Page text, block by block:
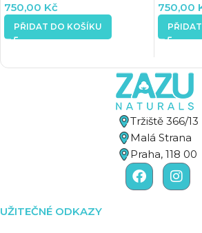
750,00 Kč
PŘIDAT DO KOŠÍKU
750,00
Tržiště 366/13
Malá Strana
Praha, 118 00
UŽITEČNÉ ODKAZY